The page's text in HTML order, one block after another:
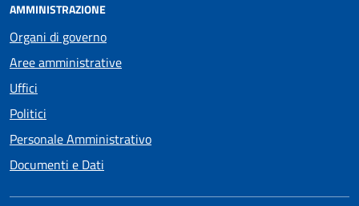
AMMINISTRAZIONE
Organi di governo
Aree amministrative
Uffici
Politici
Personale Amministrativo
Documenti e Dati